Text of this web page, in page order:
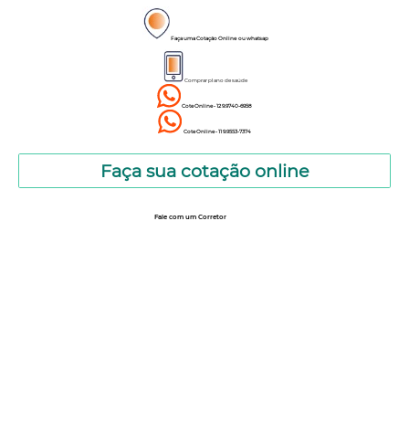
Faça uma Cotação Online ou whatsap
Comprar plano de saúde
Cote Online - 12 9.9740-6958
Cote Online - 11 9.9553-7374
Fale com um Corretor
Faça sua cotação online